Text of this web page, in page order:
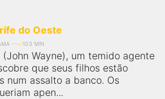
do Oeste
103 MIN
(John Wayne), um temido agente
que seus filhos estão
num assalto a banco. Os
apen...